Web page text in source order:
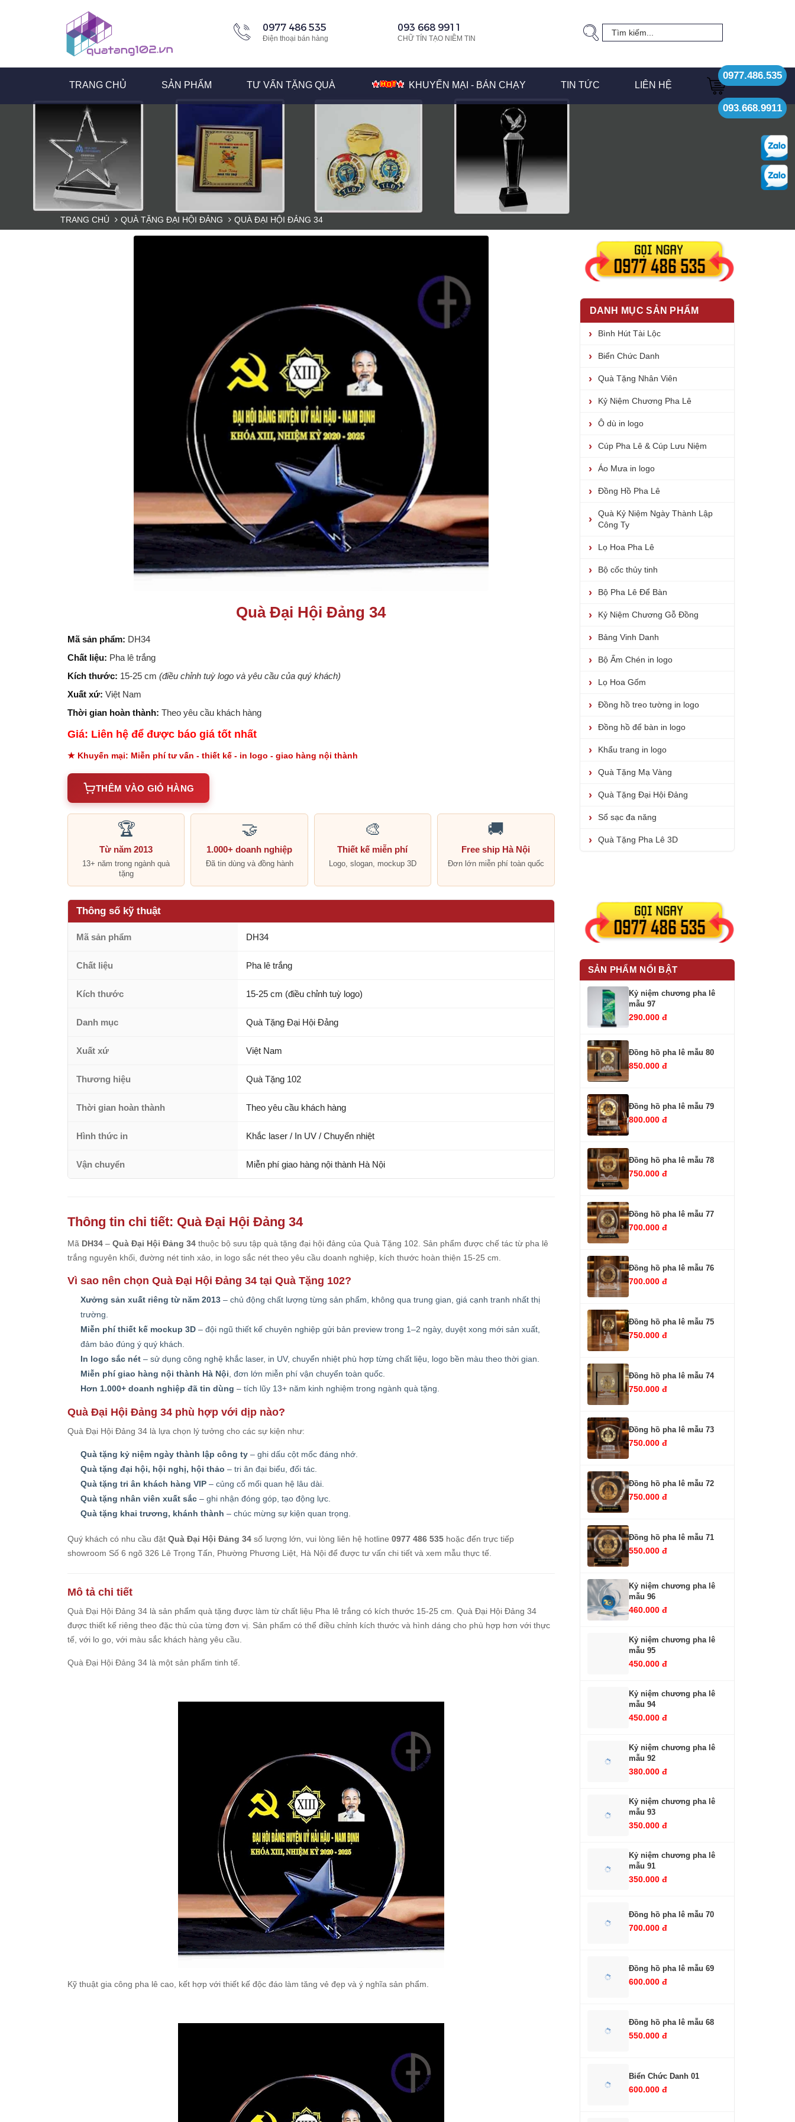
0977 486 535
Điện thoại bán hàng
093 668 9911
CHỮ TÍN TẠO NIỀM TIN
TRANG CHỦ SẢN PHẨM TƯ VẤN TẶNG QUÀ KHUYẾN MẠI - BÁN CHẠY TIN TỨC LIÊN HỆ
0977.486.535
093.668.9911
TRANG CHỦ QUÀ TẶNG ĐẠI HỘI ĐẢNG QUÀ ĐẠI HỘI ĐẢNG 34
Quà Đại Hội Đảng 34
Mã sản phẩm: DH34
Chất liệu: Pha lê trắng
Kích thước: 15-25 cm (điều chỉnh tuỳ logo và yêu cầu của quý khách)
Xuất xứ: Việt Nam
Thời gian hoàn thành: Theo yêu cầu khách hàng
Giá: Liên hệ để được báo giá tốt nhất
★ Khuyến mại: Miễn phí tư vấn - thiết kế - in logo - giao hàng nội thành
THÊM VÀO GIỎ HÀNG
🏆
Từ năm 2013
13+ năm trong ngành quà
tặng
🤝
1.000+ doanh nghiệp
Đã tin dùng và đồng hành
🎨
Thiết kế miễn phí
Logo, slogan, mockup 3D
🚚
Free ship Hà Nội
Đơn lớn miễn phí toàn quốc
Thông số kỹ thuật
Mã sản phẩm DH34
Chất liệu Pha lê trắng
Kích thước 15-25 cm (điều chỉnh tuỳ logo)
Danh mục Quà Tặng Đại Hội Đảng
Xuất xứ Việt Nam
Thương hiệu Quà Tặng 102
Thời gian hoàn thành Theo yêu cầu khách hàng
Hình thức in Khắc laser / In UV / Chuyển nhiệt
Vận chuyển Miễn phí giao hàng nội thành Hà Nội
Thông tin chi tiết: Quà Đại Hội Đảng 34
Mã DH34 – Quà Đại Hội Đảng 34 thuộc bộ sưu tập quà tặng đại hội đảng của Quà Tặng 102. Sản phẩm được chế tác từ pha lê
trắng nguyên khối, đường nét tinh xảo, in logo sắc nét theo yêu cầu doanh nghiệp, kích thước hoàn thiện 15-25 cm.
Vì sao nên chọn Quà Đại Hội Đảng 34 tại Quà Tặng 102?
Xưởng sản xuất riêng từ năm 2013 – chủ động chất lượng từng sản phẩm, không qua trung gian, giá cạnh tranh nhất thị
trường.
Miễn phí thiết kế mockup 3D – đội ngũ thiết kế chuyên nghiệp gửi bản preview trong 1–2 ngày, duyệt xong mới sản xuất,
đảm bảo đúng ý quý khách.
In logo sắc nét – sử dụng công nghệ khắc laser, in UV, chuyển nhiệt phù hợp từng chất liệu, logo bền màu theo thời gian.
Miễn phí giao hàng nội thành Hà Nội , đơn lớn miễn phí vận chuyển toàn quốc.
Hơn 1.000+ doanh nghiệp đã tin dùng – tích lũy 13+ năm kinh nghiệm trong ngành quà tặng.
Quà Đại Hội Đảng 34 phù hợp với dịp nào?
Quà Đại Hội Đảng 34 là lựa chọn lý tưởng cho các sự kiện như:
Quà tặng kỷ niệm ngày thành lập công ty – ghi dấu cột mốc đáng nhớ.
Quà tặng đại hội, hội nghị, hội thảo – tri ân đại biểu, đối tác.
Quà tặng tri ân khách hàng VIP – củng cố mối quan hệ lâu dài.
Quà tặng nhân viên xuất sắc – ghi nhận đóng góp, tạo động lực.
Quà tặng khai trương, khánh thành – chúc mừng sự kiện quan trọng.
Quý khách có nhu cầu đặt Quà Đại Hội Đảng 34 số lượng lớn, vui lòng liên hệ hotline 0977 486 535 hoặc đến trực tiếp
showroom Số 6 ngõ 326 Lê Trọng Tấn, Phường Phương Liệt, Hà Nội để được tư vấn chi tiết và xem mẫu thực tế.
Mô tả chi tiết
Quà Đại Hội Đảng 34 là sản phẩm quà tặng được làm từ chất liệu Pha lê trắng có kích thước 15-25 cm. Quà Đại Hội Đảng 34
được thiết kế riêng theo đặc thù của từng đơn vị. Sản phẩm có thể điều chỉnh kích thước và hình dáng cho phù hợp hơn với thực
tế, với lo go, với màu sắc khách hàng yêu cầu.
Quà Đại Hội Đảng 34 là một sản phẩm tinh tế.
Kỹ thuật gia công pha lê cao, kết hợp với thiết kế độc đáo làm tăng vẻ đẹp và ý nghĩa sản phẩm.
DANH MỤC SẢN PHẨM
Bình Hút Tài Lộc
Biển Chức Danh
Quà Tặng Nhân Viên
Kỷ Niệm Chương Pha Lê
Ô dù in logo
Cúp Pha Lê & Cúp Lưu Niệm
Áo Mưa in logo
Đồng Hồ Pha Lê
Quà Kỷ Niệm Ngày Thành Lập
Công Ty
Lọ Hoa Pha Lê
Bộ cốc thủy tinh
Bộ Pha Lê Để Bàn
Kỷ Niệm Chương Gỗ Đồng
Bảng Vinh Danh
Bộ Ấm Chén in logo
Lọ Hoa Gốm
Đồng hồ treo tường in logo
Đồng hồ để bàn in logo
Khẩu trang in logo
Quà Tặng Mạ Vàng
Quà Tặng Đại Hội Đảng
Sổ sạc đa năng
Quà Tặng Pha Lê 3D
SẢN PHẨM NỔI BẬT
Kỷ niệm chương pha lê
mẫu 97
290.000 đ
Đồng hồ pha lê mẫu 80
850.000 đ
Đồng hồ pha lê mẫu 79
800.000 đ
Đồng hồ pha lê mẫu 78
750.000 đ
Đồng hồ pha lê mẫu 77
700.000 đ
Đồng hồ pha lê mẫu 76
700.000 đ
Đồng hồ pha lê mẫu 75
750.000 đ
Đồng hồ pha lê mẫu 74
750.000 đ
Đồng hồ pha lê mẫu 73
750.000 đ
Đồng hồ pha lê mẫu 72
750.000 đ
Đồng hồ pha lê mẫu 71
550.000 đ
Kỷ niệm chương pha lê
mẫu 96
460.000 đ
Kỷ niệm chương pha lê
mẫu 95
450.000 đ
Kỷ niệm chương pha lê
mẫu 94
450.000 đ
Kỷ niệm chương pha lê
mẫu 92
380.000 đ
Kỷ niệm chương pha lê
mẫu 93
350.000 đ
Kỷ niệm chương pha lê
mẫu 91
350.000 đ
Đồng hồ pha lê mẫu 70
700.000 đ
Đồng hồ pha lê mẫu 69
600.000 đ
Đồng hồ pha lê mẫu 68
550.000 đ
Biển Chức Danh 01
600.000 đ